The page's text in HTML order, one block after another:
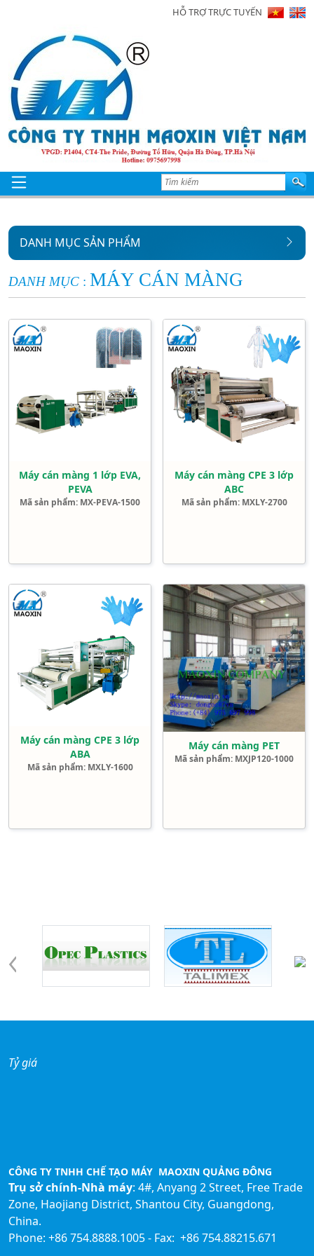
HỖ TRỢ TRỰC TUYẾN
Giới
thiệu
Sản
Tin
Hình
ảnh
Video
Liên
DANH MỤC SẢN PHẨM
DANH MỤC : MÁY CÁN MÀNG
Máy cán màng 1 lớp EVA,
PEVA
Mã sản phẩm: MX-PEVA-1500
Máy cán màng CPE 3 lớp
ABC
Mã sản phẩm: MXLY-2700
Máy cán màng CPE 3 lớp
ABA
Mã sản phẩm: MXLY-1600
Máy cán màng PET
Mã sản phẩm: MXJP120-1000
Tỷ giá
CÔNG TY TNHH CHẾ TẠO MÁY MAOXIN QUẢNG ĐÔNG
Trụ sở chính-Nhà máy: 4#, Anyang 2 Street, Free Trade
Zone, Haojiang District, Shantou City, Guangdong,
China.
Phone: +86 754.8888.1005 - Fax: +86 754.88215.671